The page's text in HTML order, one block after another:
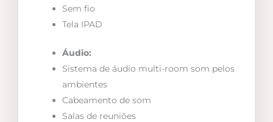
Sem fio
Tela IPAD
Áudio:
Sistema de áudio multi-room som pelos
ambientes
Cabeamento de som
Salas de reuniões